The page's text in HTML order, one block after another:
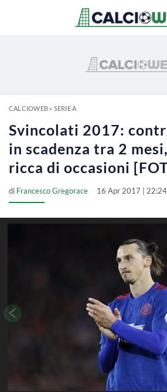
CALCIOWEB» SERIE A
Svincolati 2017:
in scadenza tra 2
ricca di occasioni
di Francesco Gregorace 16 Apr 2017 | 22:24